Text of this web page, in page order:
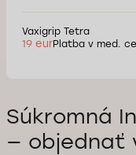
Vaxigrip Tetra
19 eurPlatba v med.
Súkromná
— objednať